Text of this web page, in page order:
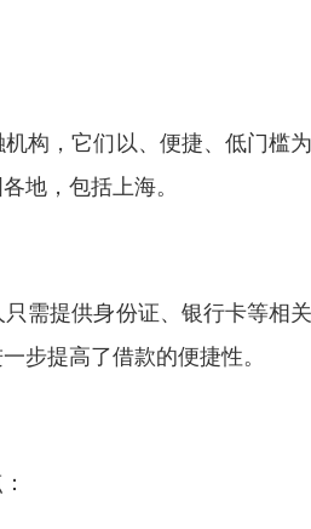
构，它们以、便捷、低门槛
地，包括上海。
需提供身份证、银行卡等相
步提高了借款的便捷性。